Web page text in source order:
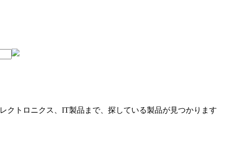
クトロニクス、IT製品まで、探している製品が見つかります